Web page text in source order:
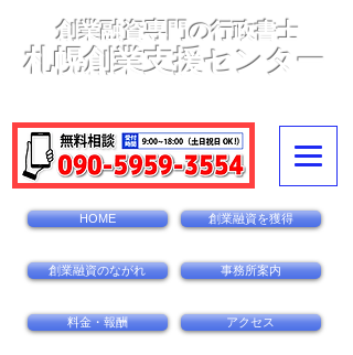
創業融資専門の行政書士
札幌創業支援センター
HOME
創業融資のながれ
料金・報酬
創業融資を獲得
事務所案内
アクセス